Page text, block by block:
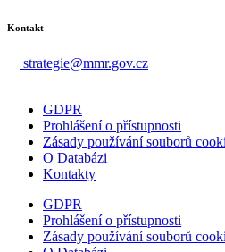
Kontakt
strategie@mmr.gov.cz
GDPR
Prohlášení o přístupnosti
Zásady používání souborů
O Databázi
Kontakty
GDPR
Prohlášení o přístupnosti
Zásady používání souborů